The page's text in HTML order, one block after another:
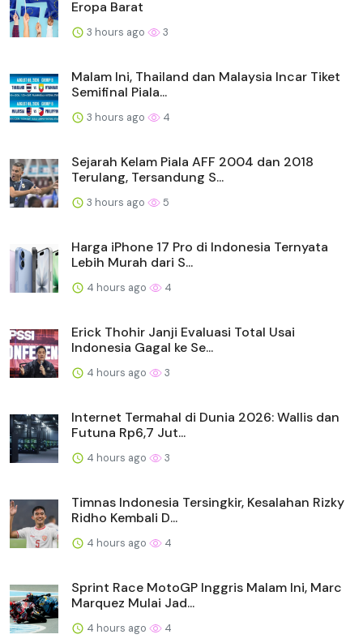
Eropa Barat
3 hours ago 3
Malam Ini, Thailand dan Malaysia Incar Tiket
Semifinal Piala...
3 hours ago 4
Sejarah Kelam Piala AFF 2004 dan 2018
Terulang, Tersandung S...
3 hours ago 5
Harga iPhone 17 Pro di Indonesia Ternyata
Lebih Murah dari S...
4 hours ago 4
Erick Thohir Janji Evaluasi Total Usai
Indonesia Gagal ke Se...
4 hours ago 3
Internet Termahal di Dunia 2026: Wallis dan
Futuna Rp6,7 Jut...
4 hours ago 3
Timnas Indonesia Tersingkir, Kesalahan Rizky
Ridho Kembali D...
4 hours ago 4
Sprint Race MotoGP Inggris Malam Ini, Marc
Marquez Mulai Jad...
4 hours ago 4